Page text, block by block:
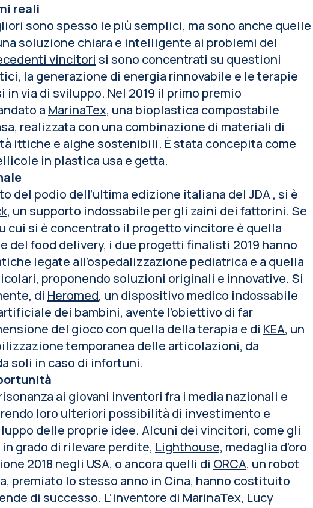
reali
sono spesso le più semplici, ma sono anche quelle
soluzione chiara e intelligente ai problemi del
vincitori si sono concentrati su questioni
la generazione di energia rinnovabile e le terapie
in via di sviluppo. Nel 2019 il primo premio
a MarinaTex, una bioplastica compostabile
realizzata con una combinazione di materiali di
ittiche e alghe sostenibili. È stata concepita come
in plastica usa e getta.
del podio dell’ultima edizione italiana del JDA , si è
, un supporto indossabile per gli zaini dei fattorini. Se
cui si è concentrato il progetto vincitore è quella
del food delivery, i due progetti finalisti 2019 hanno
legate all’ospedalizzazione pediatrica e a quella
proponendo soluzioni originali e innovative. Si
di Heromed, un dispositivo medico indossabile
dei bambini, avente l’obiettivo di far
del gioco con quella della terapia e di KEA, un
temporanea delle articolazioni, da
soli in caso di infortuni.
ai giovani inventori fra i media nazionali e
loro ulteriori possibilità di investimento e
delle proprie idee. Alcuni dei vincitori, come gli
grado di rilevare perdite, Lighthouse, medaglia d’oro
2018 negli USA, o ancora quelli di ORCA, un robot
premiato lo stesso anno in Cina, hanno costituito
di successo. L’inventore di MarinaTex, Lucy